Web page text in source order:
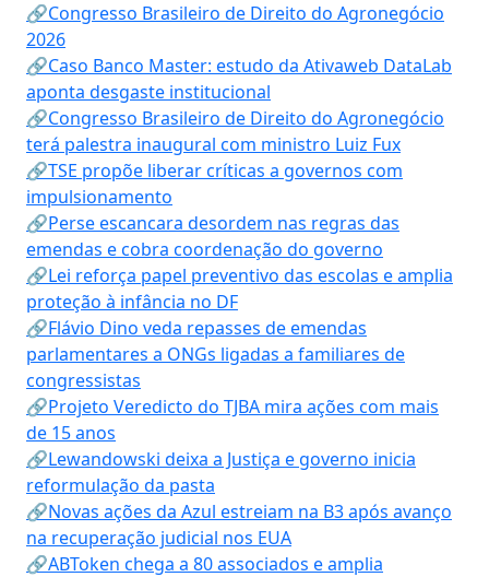
🔗Congresso Brasileiro de Direito do Agronegócio
2026
🔗Caso Banco Master: estudo da Ativaweb DataLab
aponta desgaste institucional
🔗Congresso Brasileiro de Direito do Agronegócio
terá palestra inaugural com ministro Luiz Fux
🔗TSE propõe liberar críticas a governos com
impulsionamento
🔗Perse escancara desordem nas regras das
emendas e cobra coordenação do governo
🔗Lei reforça papel preventivo das escolas e amplia
proteção à infância no DF
🔗Flávio Dino veda repasses de emendas
parlamentares a ONGs ligadas a familiares de
congressistas
🔗Projeto Veredicto do TJBA mira ações com mais
de 15 anos
🔗Lewandowski deixa a Justiça e governo inicia
reformulação da pasta
🔗Novas ações da Azul estreiam na B3 após avanço
na recuperação judicial nos EUA
🔗ABToken chega a 80 associados e amplia